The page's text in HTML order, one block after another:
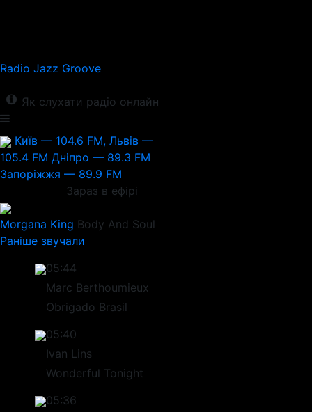
Radio Jazz Groove
Як слухати радіо онлайн
Київ — 104.6 FM, Львів —
105.4 FM Дніпро — 89.3 FM
Запоріжжя — 89.9 FM
Зараз в ефірі
Morgana King Body And Soul
Раніше звучали
05:44
Marc Berthoumieux
Obrigado Brasil
05:40
Ivan Lins
Wonderful Tonight
05:36